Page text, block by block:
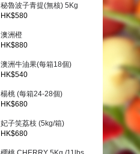
秘魯波子青提(無核) 5Kg
HK$580
澳洲橙
HK$880
澳洲牛油果(每箱18個)
HK$540
楊桃 (每箱24-28個)
HK$680
妃子笑荔枝 (5kg/箱)
HK$680